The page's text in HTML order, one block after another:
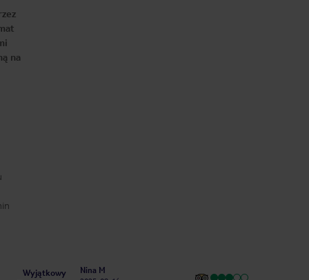
na
Wyjątkowy
Nina M